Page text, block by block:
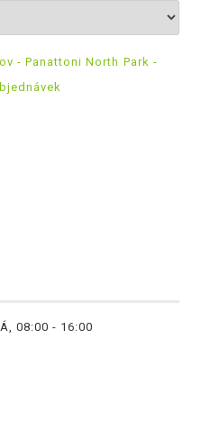
- Panattoni North Park -
08:00 - 16:00